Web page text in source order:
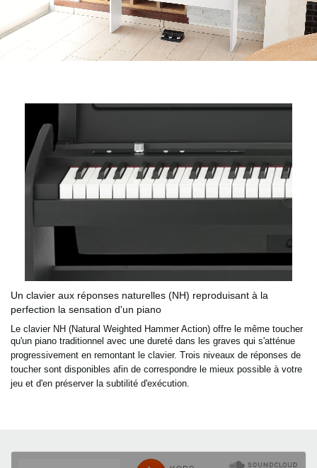
Un clavier aux réponses naturelles (NH) reproduisant à la
perfection la sensation d'un piano
Le clavier NH (Natural Weighted Hammer Action) offre le même toucher
qu'un piano traditionnel avec une dureté dans les graves qui s'atténue
progressivement en remontant le clavier. Trois niveaux de réponses de
toucher sont disponibles afin de correspondre le mieux possible à votre
jeu et d'en préserver la subtilité d'exécution.